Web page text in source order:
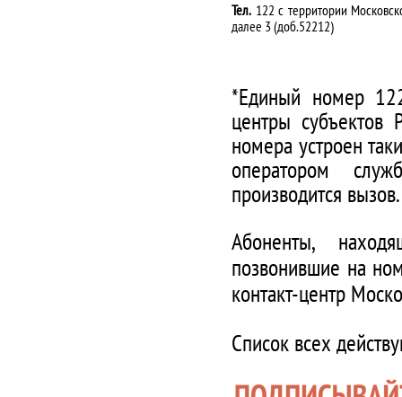
Тел. 122 с территории
далее 3 (доб.52212)
*Единый номер
центры субъектов
номера устроен
оператором
производится вызов.
Абоненты,
позвонившие на
контакт-центр
Список всех